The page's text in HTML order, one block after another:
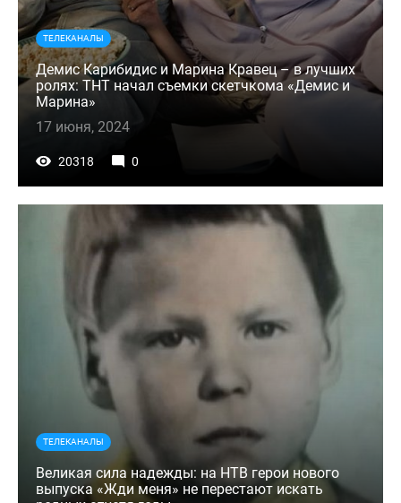
ТЕЛЕКАНАЛЫ
Демис Карибидис и Марина Кравец – в лучших
ролях: ТНТ начал съемки скетчкома «Демис и
Марина»
17 июня, 2024
20318 0
ТЕЛЕКАНАЛЫ
Великая сила надежды: на НТВ герои нового
выпуска «Жди меня» не перестают искать